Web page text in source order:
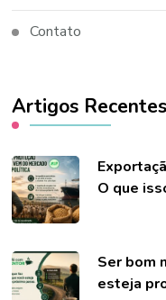
Contato
Artigos Recentes
O que
Ser bom
esteja